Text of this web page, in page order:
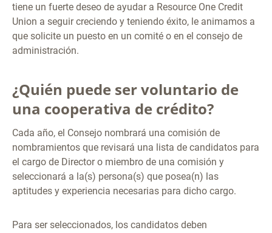
tiene un fuerte deseo de ayudar a Resource One Credit
Union a seguir creciendo y teniendo éxito, le animamos a
que solicite un puesto en un comité o en el consejo de
administración.
¿Quién puede ser voluntario de
una cooperativa de crédito?
Cada año, el Consejo nombrará una comisión de
nombramientos que revisará una lista de candidatos para
el cargo de Director o miembro de una comisión y
seleccionará a la(s) persona(s) que posea(n) las
aptitudes y experiencia necesarias para dicho cargo.
Para ser seleccionados, los candidatos deben